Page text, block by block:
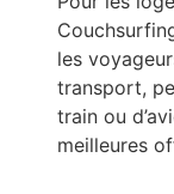
les
transport,
train ou
meilleures